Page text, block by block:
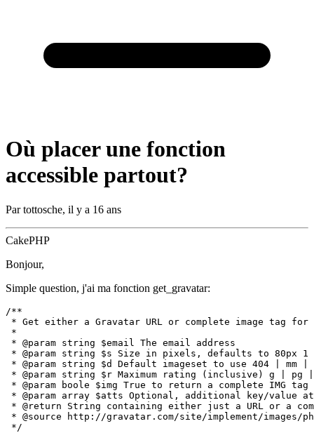
Où placer une fonction
accessible partout?
Partottosche, il y a 16 ans
CakePHP
Bonjour,
Simple question, j'ai ma fonction get_gravatar:
/**
* Get either a Gravatar URL or complete image tag
*
* @param string $email The email address
* @param string $s Size in pixels, defaults to 80px
* @param string $d Default imageset to use 404 |
* @param string $r Maximum rating (inclusive) g |
* @param boole $img True to return a complete IMG
* @param array $atts Optional, additional key/value
* @return String containing either just a URL or a
* @source http://gravatar.com/site/implement/images/
*/